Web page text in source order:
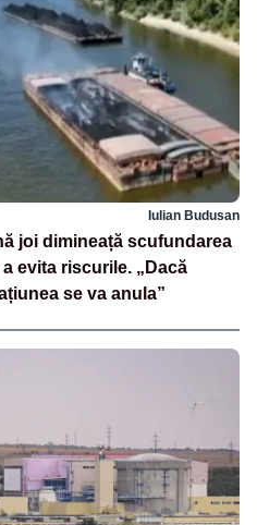
Iulian Budusan
joi dimineață scufundarea
evita riscurile. „Dacă
se va anula”